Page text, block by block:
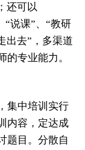
还可以
“说课”、“教研
出去”，多渠道
的专业能力。
集中培训实行
内容，定达成
题目。分散自